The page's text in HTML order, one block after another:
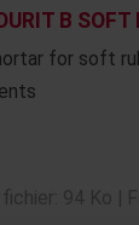
B SOFT
for soft
fichier: 94 Ko |